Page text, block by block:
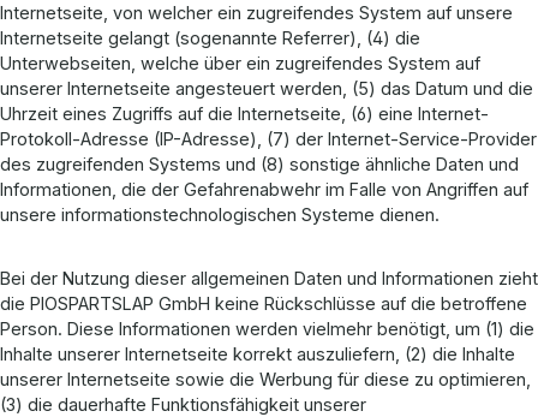
Internetseite, von welcher ein zugreifendes System auf unsere
Internetseite gelangt (sogenannte Referrer), (4) die
Unterwebseiten, welche über ein zugreifendes System auf
unserer Internetseite angesteuert werden, (5) das Datum und die
Uhrzeit eines Zugriffs auf die Internetseite, (6) eine Internet-
Protokoll-Adresse (IP-Adresse), (7) der Internet-Service-Provider
des zugreifenden Systems und (8) sonstige ähnliche Daten und
Informationen, die der Gefahrenabwehr im Falle von Angriffen auf
unsere informationstechnologischen Systeme dienen.
Bei der Nutzung dieser allgemeinen Daten und Informationen zieht
die PIOSPARTSLAP GmbH keine Rückschlüsse auf die betroffene
Person. Diese Informationen werden vielmehr benötigt, um (1) die
Inhalte unserer Internetseite korrekt auszuliefern, (2) die Inhalte
unserer Internetseite sowie die Werbung für diese zu optimieren,
(3) die dauerhafte Funktionsfähigkeit unserer